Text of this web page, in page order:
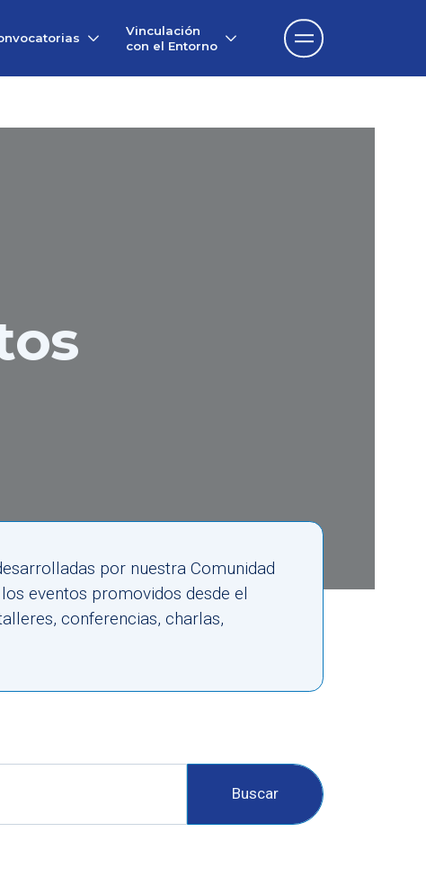
Vinculación
con el Entorno
por nuestra Comunidad
eventos promovidos desde el
conferencias, charlas,
Buscar